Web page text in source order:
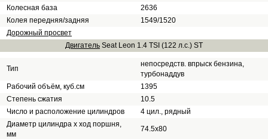
Колесная база
2636
Колея передняя/задняя
1549/1520
Дорожный просвет
Двигатель Seat Leon 1.4 TSI (122 л.с.) ST
Тип
непосредств. впрыск бензина,
турбонаддув
Рабочий объём, куб.см
1395
Степень сжатия
10.5
Число и расположение цилиндров
4 цил., рядный
Диаметр цилиндра х ход поршня,
мм
74.5х80